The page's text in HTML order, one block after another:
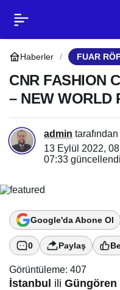
Haberler FUAR
CNR FASHION
– NEW WORLD
admin tarafından
13 Eylül 2022,
07:33 güncellendi
Google'da Abone Ol
0 Paylaş
Görüntüleme: 407
İstanbul iliGüngören
CNR FASHION
CONNECTION FUARI –
NEW WORLD POLO